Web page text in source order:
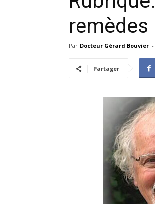
Par Docteur Gérard Bouvier -
Partager